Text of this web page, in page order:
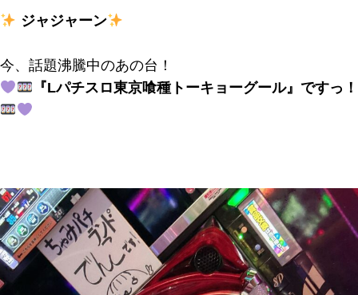
ジャジャーン
今、話題沸騰中のあの台！
『Lパチスロ東京喰種トーキョーグール』ですっ！